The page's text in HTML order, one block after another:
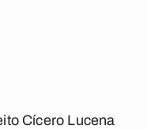
Cícero Lucena